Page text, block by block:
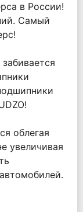
в России!
Самый
облегая
увеличивая